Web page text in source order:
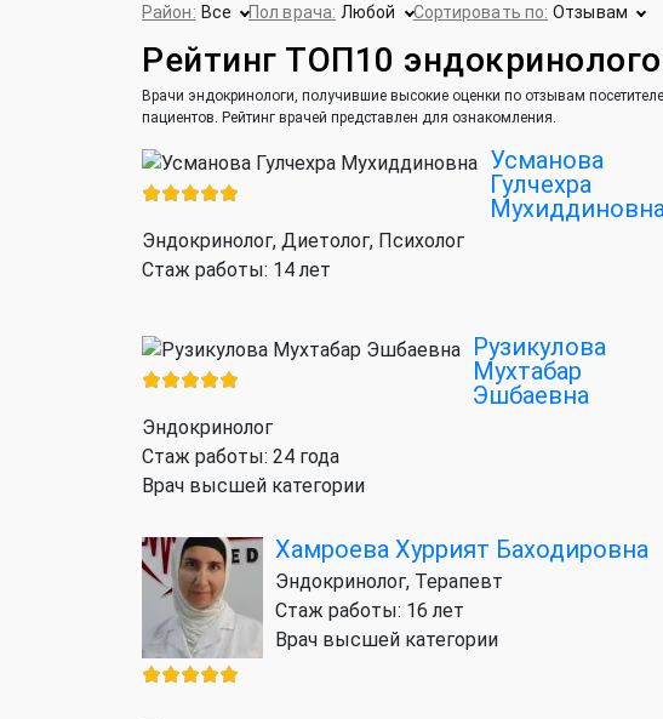
Район: Все Пол врача: Любой Сортировать по: Отзывам
Рейтинг ТОП10
Врачи эндокринологи, получившие высокие оценки по отзывам
пациентов. Рейтинг врачей представлен для ознакомления.
Усманова
Гулчехра
Мухиддиновна
Эндокринолог, Диетолог, Психолог
Стаж работы: 14 лет
Рузикулова
Мухтабар
Эшбаевна
Эндокринолог
Стаж работы: 24 года
Врач высшей категории
Хамроева Хуррият Баходировна
Эндокринолог, Терапевт
Стаж работы: 16 лет
Врач высшей категории